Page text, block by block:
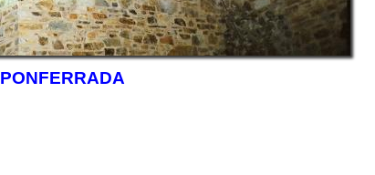
PONFERRADA